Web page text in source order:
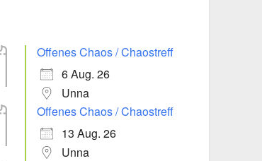
Offenes Chaos / Chaostreff
6 Aug. 26
Unna
Offenes Chaos / Chaostreff
13 Aug. 26
Unna